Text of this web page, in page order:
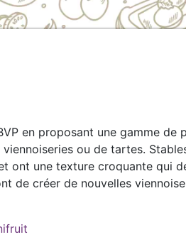
en proposant une gamme de
ou de tartes.
ont une texture croquante qui
de créer de nouvelles